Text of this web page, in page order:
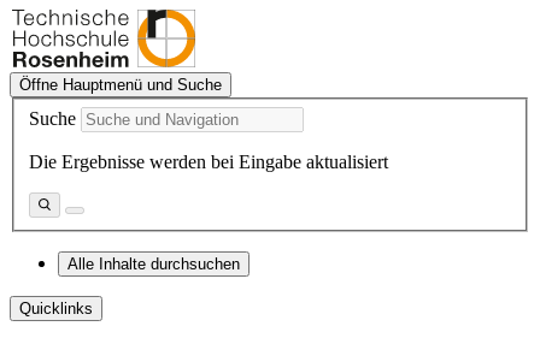
Öffne Hauptmenü und Suche
Suche
Die Ergebnisse werden bei Eingabe aktualisiert
Alle Inhalte durchsuchen
Quicklinks